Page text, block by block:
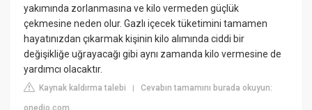
yakımında zorlanmasına ve kilo vermeden güçlük
çekmesine neden olur. Gazlı içecek tüketimini tamamen
hayatınızdan çıkarmak kişinin kilo alımında ciddi bir
değişikliğe uğrayacağı gibi aynı zamanda kilo vermesine de
yardımcı olacaktır.
Kaynak kaldırma talebi |Cevabın tamamını burada okuyun: